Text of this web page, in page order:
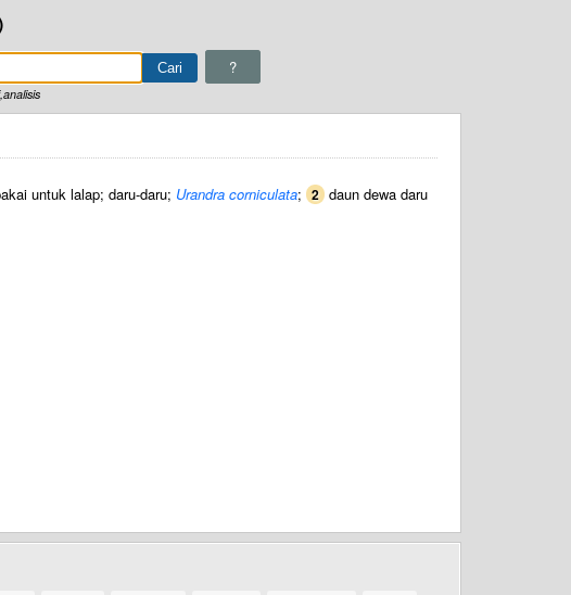
?
untuk lalap; daru-daru; Urandra corniculata; 2 daun dewa daru